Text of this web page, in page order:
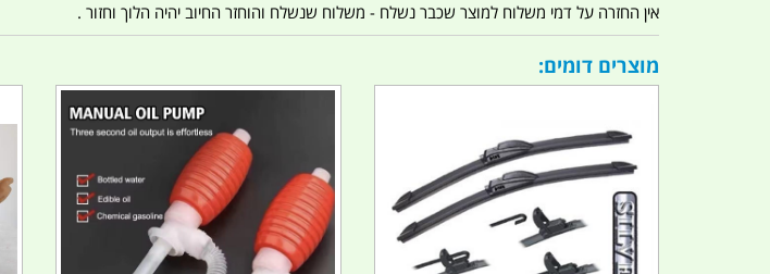
אין החזרה על דמי משלוח למוצר שכבר נשלח - משלוח שנשלח והוחזר החיוב יהיה הלוך וחזור .
מוצרים דומים: